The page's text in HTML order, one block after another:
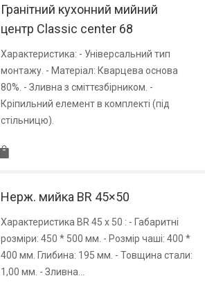
Гранітний кухонний мийний
центр Classic center 68
Характеристика: - Універсальний тип
монтажу. - Матеріал: Кварцева основа
80%. - Зливна з сміттєзбірником. -
Кріпильний елемент в комплекті (під
стільницю).
Нерж. мийка BR 45×50
Характеристика BR 45 x 50 : - Габаритні
розміри: 450 * 500 мм. - Розмір чаші: 400 *
400 мм. Глибина: 195 мм. - Товщина стали:
1,00 мм. - Зливна…